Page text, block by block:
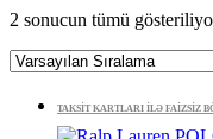
2 sonucun tümü
TAKSİT KARTLARI İLƏ FAİZSİZ